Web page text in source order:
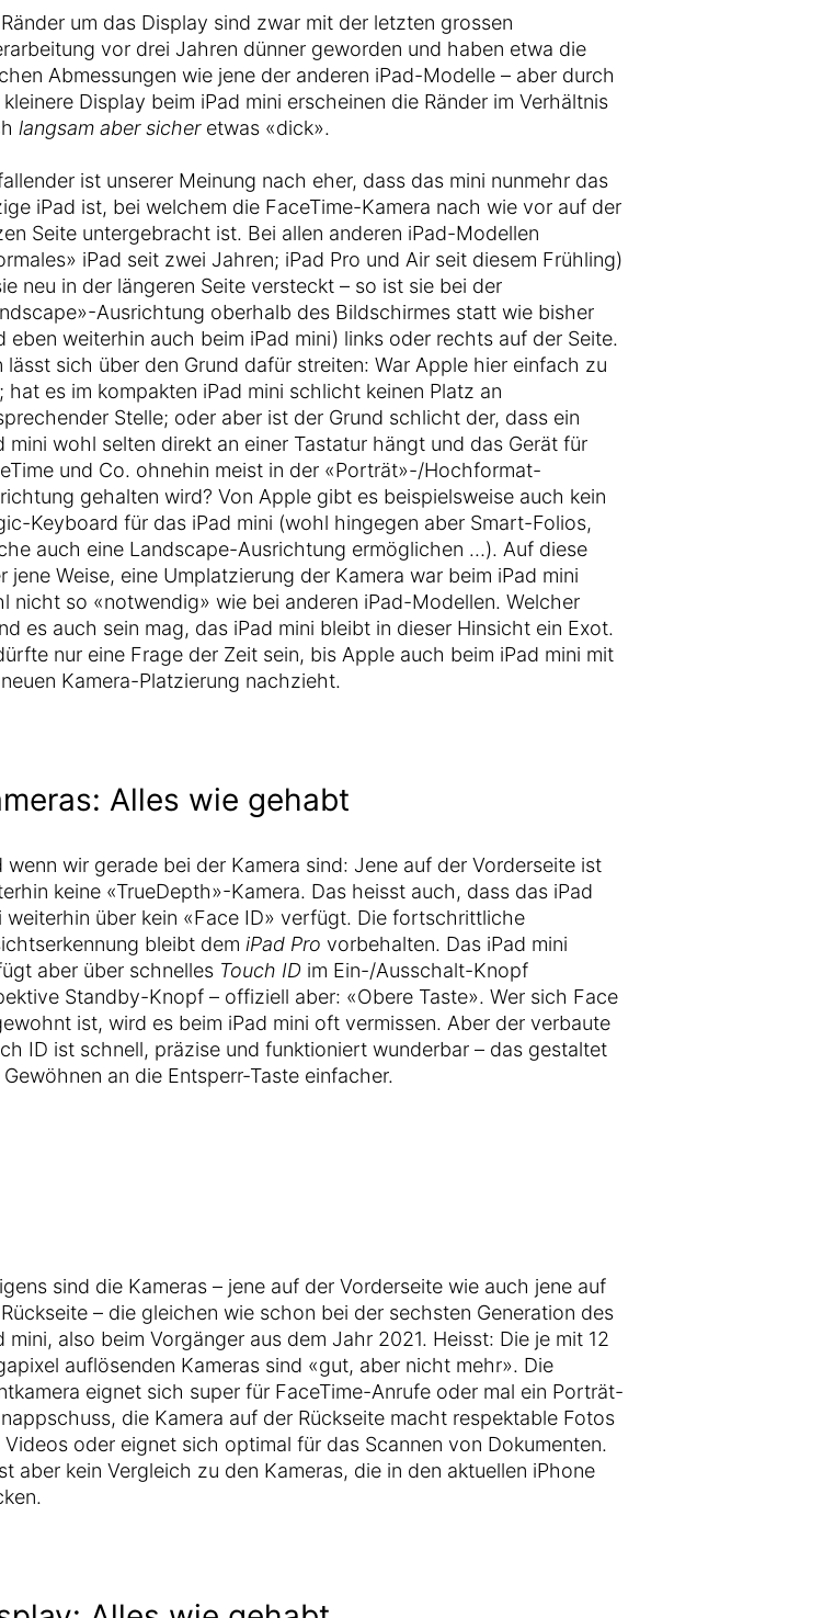
um das Display sind zwar mit der letzten grossen
vor drei Jahren dünner geworden und haben etwa die
Abmessungen wie jene der anderen iPad-Modelle – aber durch
kleinere Display beim iPad mini erscheinen die Ränder im Verhältnis
langsam aber sicheretwas «dick».
ist unserer Meinung nach eher, dass das mini nunmehr das
iPad ist, bei welchem die FaceTime-Kamera nach wie vor auf der
Seite untergebracht ist. Bei allen anderen iPad-Modellen
iPad seit zwei Jahren; iPad Pro und Air seit diesem Frühling)
neu in der längeren Seite versteckt – so ist sie bei der
Ausrichtung oberhalb des Bildschirmes statt wie bisher
eben weiterhin auch beim iPad mini) links oder rechts auf der Seite.
lässt sich über den Grund dafür streiten: War Apple hier einfach zu
hat es im kompakten iPad mini schlicht keinen Platz an
Stelle; oder aber ist der Grund schlicht der, dass ein
mini wohl selten direkt an einer Tastatur hängt und das Gerät für
und Co. ohnehin meist in der «Porträt»-/Hochformat-
gehalten wird? Von Apple gibt es beispielsweise auch kein
Keyboard für das iPad mini (wohl hingegen aber Smart-Folios,
auch eine Landscape-Ausrichtung ermöglichen …). Auf diese
jene Weise, eine Umplatzierung der Kamera war beim iPad mini
nicht so «notwendig» wie bei anderen iPad-Modellen. Welcher
es auch sein mag, das iPad mini bleibt in dieser Hinsicht ein Exot.
nur eine Frage der Zeit sein, bis Apple auch beim iPad mini mit
Kamera-Platzierung nachzieht.
Alles wie gehabt
wenn wir gerade bei der Kamera sind: Jene auf der Vorderseite ist
keine «TrueDepth»-Kamera. Das heisst auch, dass das iPad
weiterhin über kein «Face ID» verfügt. Die fortschrittliche
bleibt dem iPad Pro vorbehalten. Das iPad mini
aber über schnelles Touch ID im Ein-/Ausschalt-Knopf
Standby-Knopf – offiziell aber: «Obere Taste». Wer sich Face
ist, wird es beim iPad mini oft vermissen. Aber der verbaute
ID ist schnell, präzise und funktioniert wunderbar – das gestaltet
Gewöhnen an die Entsperr-Taste einfacher.
sind die Kameras – jene auf der Vorderseite wie auch jene auf
– die gleichen wie schon bei der sechsten Generation des
mini, also beim Vorgänger aus dem Jahr 2021. Heisst: Die je mit 12
auflösenden Kameras sind «gut, aber nicht mehr». Die
eignet sich super für FaceTime-Anrufe oder mal ein Porträt-
die Kamera auf der Rückseite macht respektable Fotos
Videos oder eignet sich optimal für das Scannen von Dokumenten.
aber kein Vergleich zu den Kameras, die in den aktuellen iPhone